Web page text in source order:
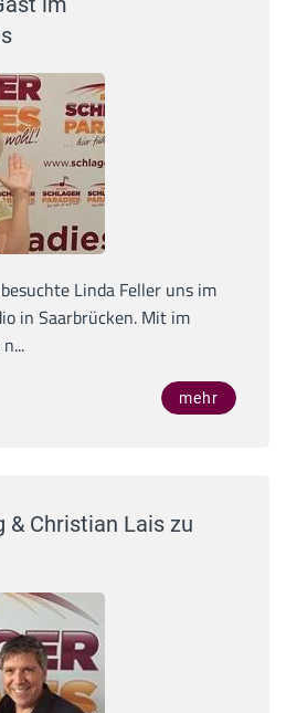
Linda Feller uns im
in Saarbrücken. Mit im
mehr
& Christian Lais zu